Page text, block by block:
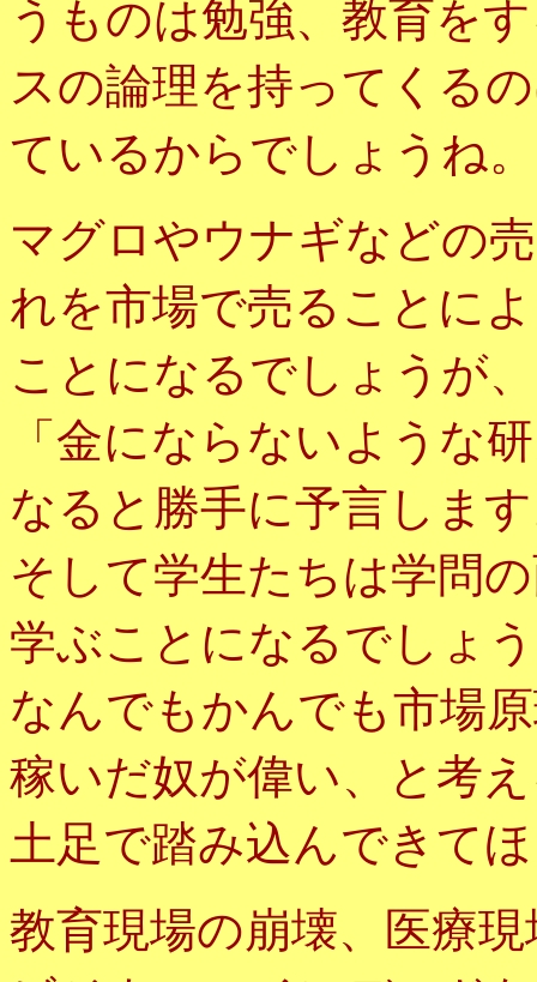
うものは勉強、教育を
スの論理を持ってくる
ているからでしょうね。
マグロやウナギなどの
れを市場で売ることに
ことになるでしょうが
「金にならないような
なると勝手に予言しま
そして学生たちは学問
学ぶことになるでしょ
なんでもかんでも市場
稼いだ奴が偉い、と考
土足で踏み込んできて
教育現場の崩壊、医療